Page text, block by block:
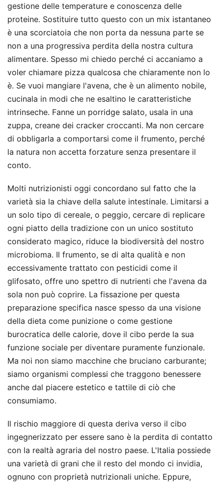
gestione delle temperature e conoscenza delle
proteine. Sostituire tutto questo con un mix istantaneo
è una scorciatoia che non porta da nessuna parte se
non a una progressiva perdita della nostra cultura
alimentare. Spesso mi chiedo perché ci accaniamo a
voler chiamare pizza qualcosa che chiaramente non lo
è. Se vuoi mangiare l'avena, che è un alimento nobile,
cucinala in modi che ne esaltino le caratteristiche
intrinseche. Fanne un porridge salato, usala in una
zuppa, creane dei cracker croccanti. Ma non cercare
di obbligarla a comportarsi come il frumento, perché
la natura non accetta forzature senza presentare il
conto.
Molti nutrizionisti oggi concordano sul fatto che la
varietà sia la chiave della salute intestinale. Limitarsi a
un solo tipo di cereale, o peggio, cercare di replicare
ogni piatto della tradizione con un unico sostituto
considerato magico, riduce la biodiversità del nostro
microbioma. Il frumento, se di alta qualità e non
eccessivamente trattato con pesticidi come il
glifosato, offre uno spettro di nutrienti che l'avena da
sola non può coprire. La fissazione per questa
preparazione specifica nasce spesso da una visione
della dieta come punizione o come gestione
burocratica delle calorie, dove il cibo perde la sua
funzione sociale per diventare puramente funzionale.
Ma noi non siamo macchine che bruciano carburante;
siamo organismi complessi che traggono benessere
anche dal piacere estetico e tattile di ciò che
consumiamo.
Il rischio maggiore di questa deriva verso il cibo
ingegnerizzato per essere sano è la perdita di contatto
con la realtà agraria del nostro paese. L'Italia possiede
una varietà di grani che il resto del mondo ci invidia,
ognuno con proprietà nutrizionali uniche. Eppure,